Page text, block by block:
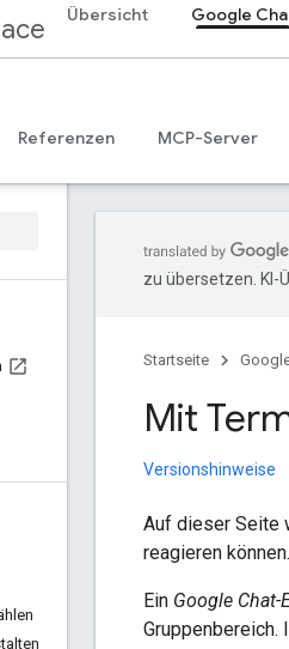
Übersicht Google
Referenzen MCP-Server
zu übersetzen. KI-
Startseite
Mit
Versionshinweise
Auf dieser Seite
reagieren können.
Ein Google Chat-
Gruppenbereich.